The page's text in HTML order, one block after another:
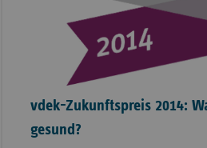
vdek-Zukunftspreis 2014:
gesund?